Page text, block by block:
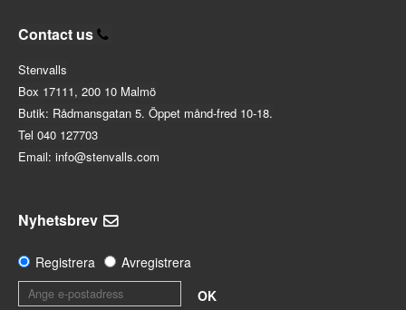
Contact us
Stenvalls
Box 17111, 200 10 Malmö
Butik: Rådmansgatan 5. Öppet månd-fred 10-18.
Tel 040 127703
Email: info@stenvalls.com
Nyhetsbrev
Registrera
Avregistrera
OK